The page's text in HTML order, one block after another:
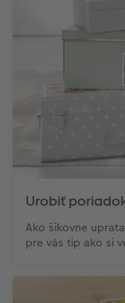
Urobiť
Ako šikovne
pre vás tip ako si